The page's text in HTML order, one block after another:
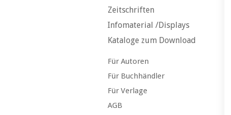
Zeitschriften
Infomaterial /Displays
Kataloge zum Download
Für Autoren
Für Buchhändler
Für Verlage
AGB